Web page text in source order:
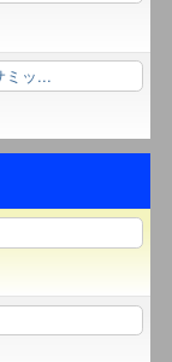
ミッ...